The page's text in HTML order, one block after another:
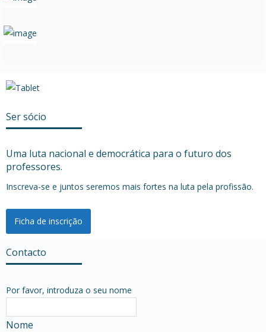
Ser sócio
Uma luta nacional e democrática para o futuro dos
professores.
Inscreva-se e juntos seremos mais fortes na luta pela profissão.
Ficha de inscrição
Contacto
Por favor, introduza o seu nome
Nome